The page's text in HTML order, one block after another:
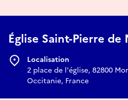
Église Saint-Pierre
Localisation
2 place de l'église, 82800
Occitanie, France